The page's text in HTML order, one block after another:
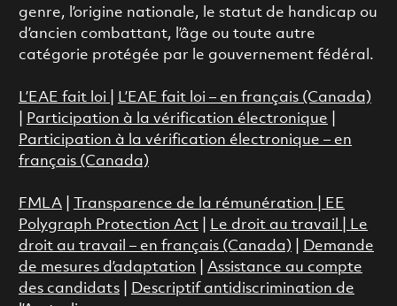
genre, l’origine nationale, le statut de handicap ou
d’ancien combattant, l’âge ou toute autre
catégorie protégée par le gouvernement fédéral.
L’EAE fait loi
L’EAE fait loi – en français (Canada)
Participation à la vérification électronique
Participation à la vérification électronique – en
français (Canada)
FMLA| Transparence de la rémunération |
EE
Polygraph Protection Act
Le droit au travail
Le
droit au travail – en français (Canada)
Demande
de mesures d’adaptation
Assistance au compte
des candidats|
Descriptif antidiscrimination de